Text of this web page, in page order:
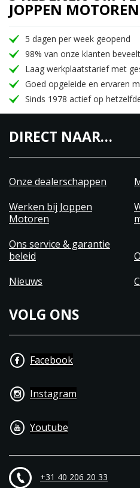
JOPPEN MOTOREN
5 dagen per week geopend
98% van onze klanten
Laag werkplaatstarief met
Goed opgeleide en ervaren
Sinds 1978 actief op
DIRECT NAAR…
Onze dealerschappen
Werken bij Joppen
Motoren
Ons service & garantie
beleid
Nieuws
VOLG ONS
Facebook
Instagram
Youtube
+31 40 206 20 33